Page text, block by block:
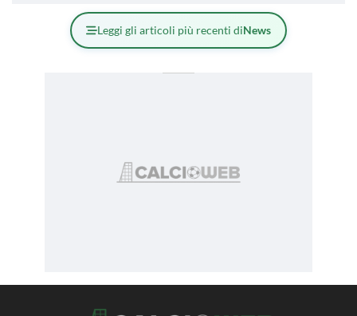
Leggi gli articoli più recenti diNews